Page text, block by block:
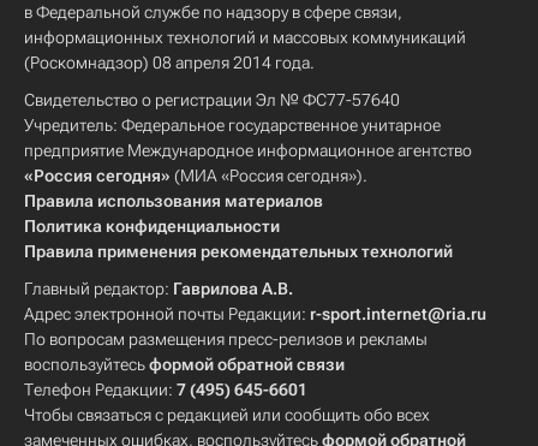
в Федеральной службе по надзору в сфере связи,
информационных технологий и массовых коммуникаций
(Роскомнадзор) 08 апреля 2014 года.
Свидетельство о регистрации Эл № ФС77-57640
Учредитель: Федеральное государственное унитарное
предприятие Международное информационное агентство
«Россия сегодня» (МИА «Россия сегодня»).
Правила использования материалов
Политика конфиденциальности
Правила применения рекомендательных технологий
Главный редактор: Гаврилова А.В.
Адрес электронной почты Редакции: r-sport.internet@ria.ru
По вопросам размещения пресс-релизов и рекламы
воспользуйтесьформой обратной связи
Телефон Редакции: 7 (495) 645-6601
Чтобы связаться с редакцией или сообщить обо всех
замеченных ошибках, воспользуйтесьформой обратной